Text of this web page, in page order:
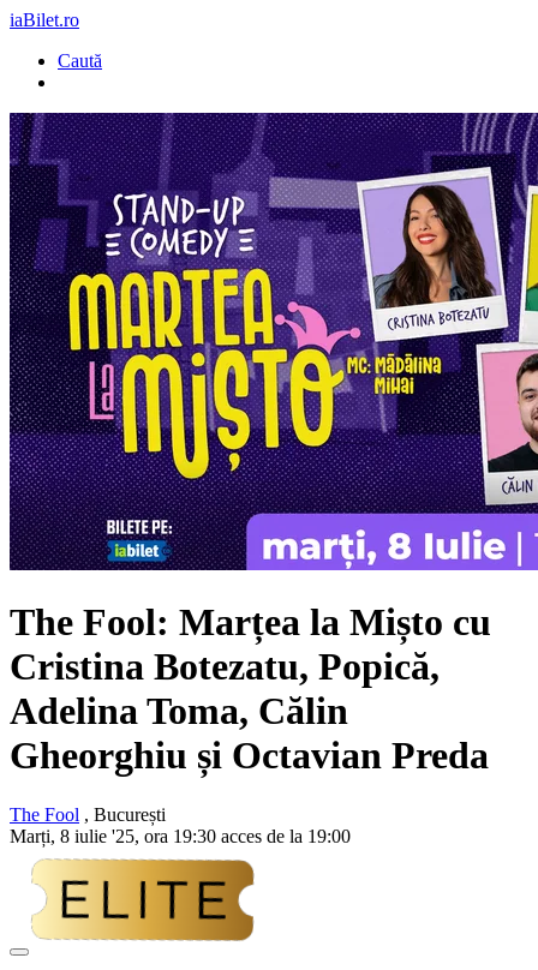
iaBilet.ro
Caută
The Fool: Marțea la Mișto cu
Cristina Botezatu, Popică,
Adelina Toma, Călin
Gheorghiu și Octavian Preda
The Fool , București
Marți, 8 iulie '25, ora 19:30 acces de la 19:00
Adaugă